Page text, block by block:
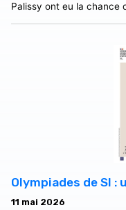
Palissy ont eu la
Olympiades de SI :
11 mai 2026